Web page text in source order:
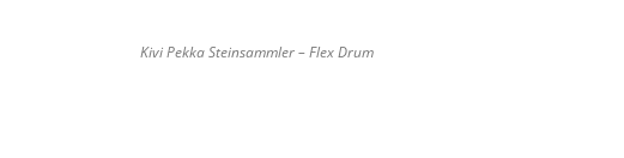
Kivi Pekka Steinsammler – Flex Drum